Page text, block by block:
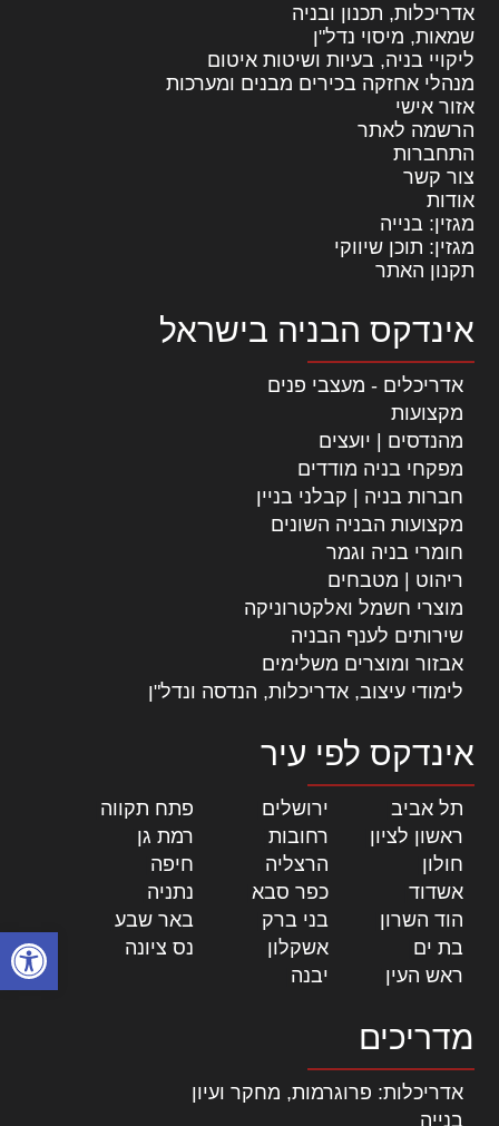
פתח
אדריכלות, תכנון ובניה
שמאות, מיסוי נדל"ן
ליקויי בניה, בעיות ושיטות איטום
מנהלי אחזקה בכירים מבנים ומערכות
אזור אישי
הרשמה לאתר
התחברות
צור קשר
אודות
מגזין: בנייה
מגזין: תוכן שיווקי
תקנון האתר
אינדקס הבניה בישראל
אדריכלים - מעצבי פנים
מקצועות
מהנדסים | יועצים
מפקחי בניה מודדים
חברות בניה | קבלני בניין
מקצועות הבניה השונים
חומרי בניה וגמר
ריהוט | מטבחים
מוצרי חשמל ואלקטרוניקה
שירותים לענף הבניה
אבזור ומוצרים משלימים
לימודי עיצוב, אדריכלות, הנדסה ונדל"ן
אינדקס לפי עיר
תל אביב ירושלים פתח תקווה
ראשון לציון
רחובות רמת גן
חולון
הרצליה חיפה
אשדוד
כפר סבא נתניה
הוד השרון
בני ברק באר שבע
בת ים
אשקלון נס ציונה
ראש העין
יבנה
מדריכים
אדריכלות: פרוגרמות, מחקר ועיון
בנייה